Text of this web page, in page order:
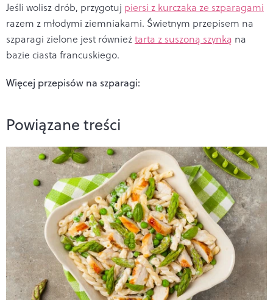
Jeśli wolisz drób, przygotuj piersi z kurczaka ze szparagami
razem z młodymi ziemniakami. Świetnym przepisem na
szparagi zielone jest równieżtarta z suszoną szynką na
bazie ciasta francuskiego.
Więcej przepisów na szparagi:
Powiązane treści